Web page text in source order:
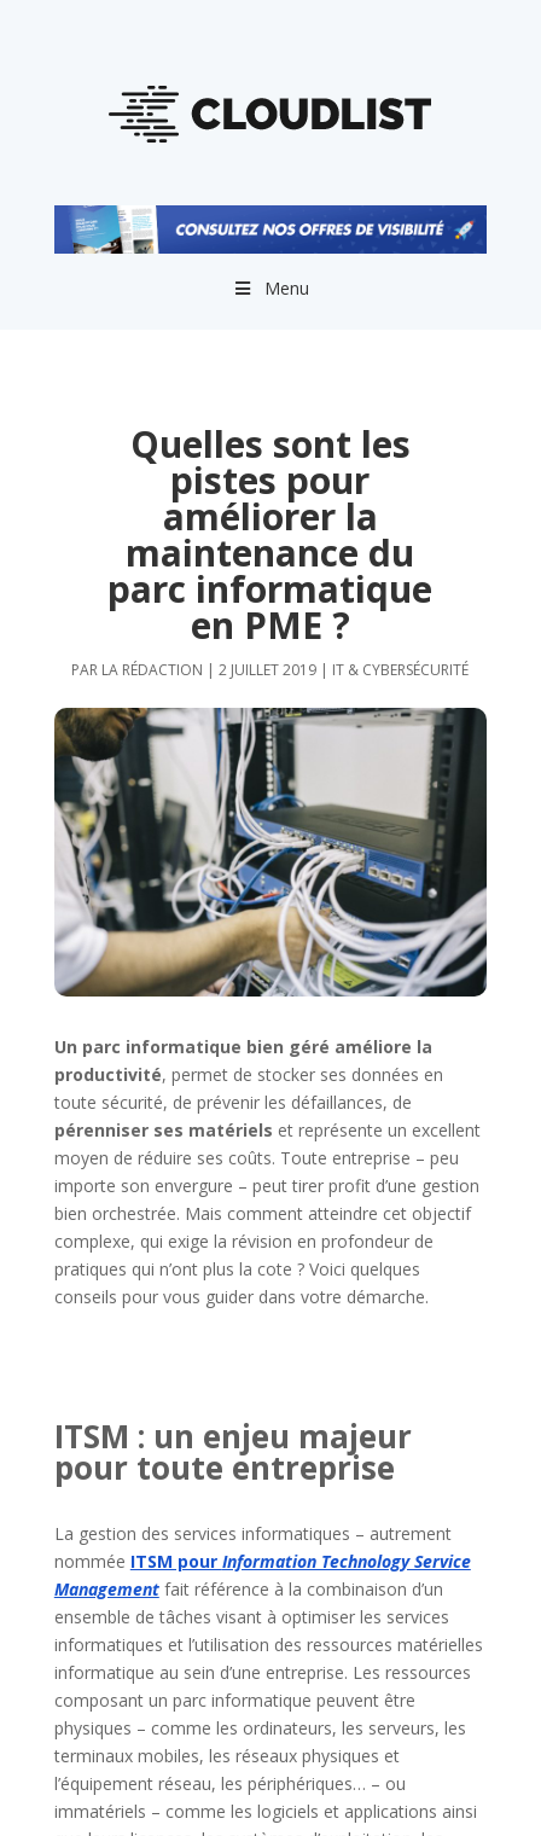
Menu
Quelles sont les
pistes pour
améliorer la
maintenance du
parc informatique
en PME ?
PAR LA RÉDACTION |2 JUILLET 2019 | IT & CYBERSÉCURITÉ
Un parc informatique bien géré améliore la
productivité, permet de stocker ses données en
toute sécurité, de prévenir les défaillances, de
pérenniser ses matériels et représente un excellent
moyen de réduire ses coûts. Toute entreprise – peu
importe son envergure – peut tirer profit d’une gestion
bien orchestrée. Mais comment atteindre cet objectif
complexe, qui exige la révision en profondeur de
pratiques qui n’ont plus la cote ? Voici quelques
conseils pour vous guider dans votre démarche.
ITSM : un enjeu majeur
pour toute entreprise
La gestion des services informatiques – autrement
nommée ITSM pour Information Technology Service
Managementfait référence à la combinaison d’un
ensemble de tâches visant à optimiser les services
informatiques et l’utilisation des ressources matérielles
informatique au sein d’une entreprise. Les ressources
composant un parc informatique peuvent être
physiques – comme les ordinateurs, les serveurs, les
terminaux mobiles, les réseaux physiques et
l’équipement réseau, les périphériques… – ou
immatériels – comme les logiciels et applications ainsi